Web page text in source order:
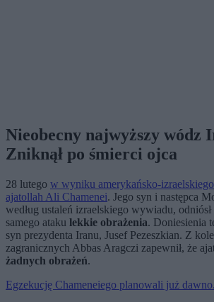
Nieobecny najwyższy wódz
Zniknął po śmierci ojca
28 lutego w wyniku amerykańsko-
ajatollah Ali Chamenei. Jego syn i następca
według ustaleń izraelskiego wywiadu,
samego ataku lekkie obrażenia. Doniesienia
syn prezydenta Iranu, Jusef Pezeszkian. Z
zagranicznych Abbas Aragczi zapewnił, że
żadnych obrażeń.
Egzekucję Chameneiego planowali już